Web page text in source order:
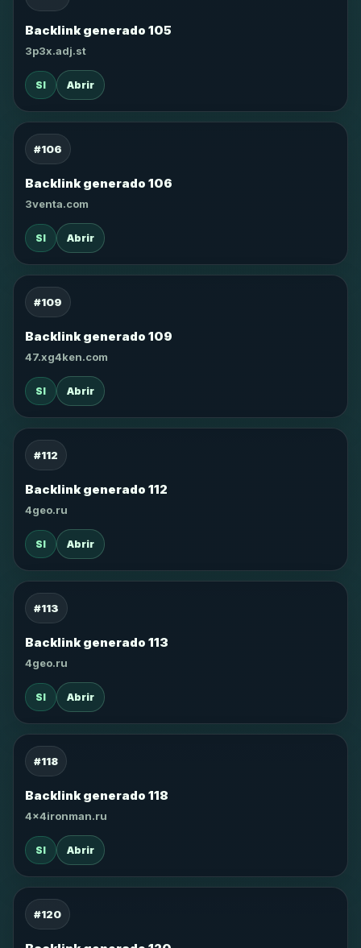
Backlink generado 105
3p3x.adj.st
SI Abrir
#106
Backlink generado 106
3venta.com
SI Abrir
#109
Backlink generado 109
47.xg4ken.com
SI Abrir
#112
Backlink generado 112
4geo.ru
SI Abrir
#113
Backlink generado 113
4geo.ru
SI Abrir
#118
Backlink generado 118
4x4ironman.ru
SI Abrir
#120